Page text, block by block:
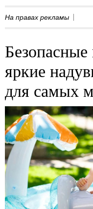
На правах рекламы
яркие
для самых